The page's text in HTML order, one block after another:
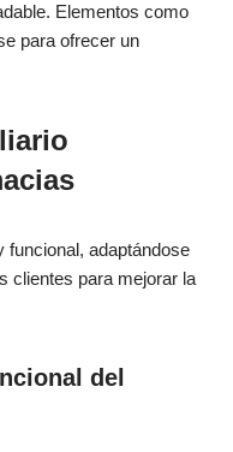
Elementos como
para ofrecer un
funcional, adaptándose
clientes para mejorar la
del